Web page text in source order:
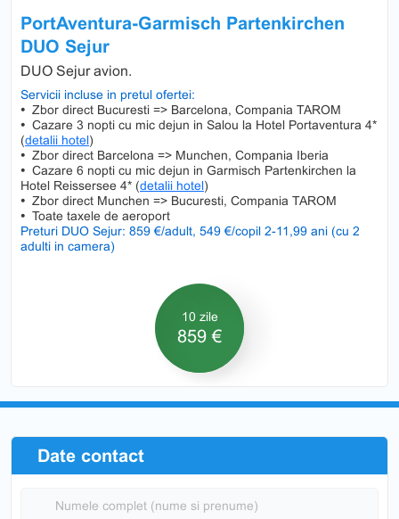
PortAventura-Garmisch Partenkirchen
DUO Sejur
DUO Sejur avion.
Servicii incluse in pretul ofertei:
• Zbor direct Bucuresti => Barcelona, Compania TAROM
• Cazare 3 nopti cu mic dejun in Salou la Hotel Portaventura 4*
(detalii hotel)
• Zbor direct Barcelona => Munchen, Compania Iberia
• Cazare 6 nopti cu mic dejun in Garmisch Partenkirchen la
Hotel Reissersee 4* (detalii hotel)
• Zbor direct Munchen => Bucuresti, Compania TAROM
• Toate taxele de aeroport
Preturi DUO Sejur: 859 €/adult, 549 €/copil 2-11,99 ani (cu 2
adulti in camera)
10 zile
859 €
Date contact
Numele complet (nume si prenume)